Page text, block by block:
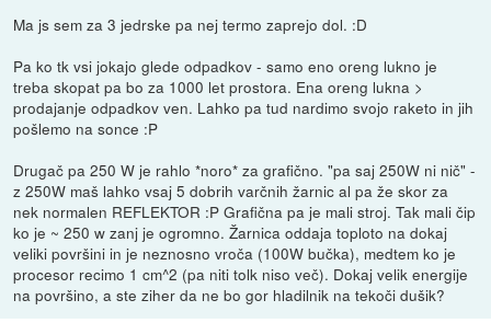
Ma js sem za 3 jedrske pa nej termo zaprejo dol. :D
Pa ko tk vsi jokajo glede odpadkov - samo eno oreng lukno je
treba skopat pa bo za 1000 let prostora. Ena oreng lukna >
prodajanje odpadkov ven. Lahko pa tud nardimo svojo raketo in jih
pošlemo na sonce :P
Drugač pa 250 W je rahlo *noro* za grafično. "pa saj 250W ni nič" -
z 250W maš lahko vsaj 5 dobrih varčnih žarnic al pa že skor za
nek normalen REFLEKTOR :P Grafična pa je mali stroj. Tak mali čip
ko je ~ 250 w zanj je ogromno. Žarnica oddaja toploto na dokaj
veliki površini in je neznosno vroča (100W bučka), medtem ko je
procesor recimo 1 cm^2 (pa niti tolk niso več). Dokaj velik energije
na površino, a ste ziher da ne bo gor hladilnik na tekoči dušik?